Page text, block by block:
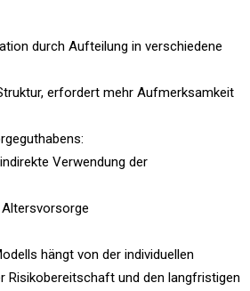
durch Aufteilung in verschiedene
erfordert mehr Aufmerksamkeit
Verwendung der
hängt von der individuellen
Risikobereitschaft und den langfristigen